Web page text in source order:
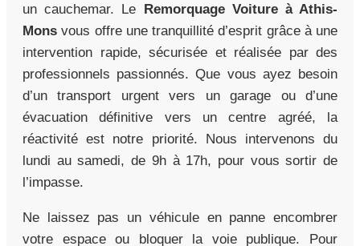
un cauchemar. Le Remorquage Voiture à Athis-
Mons vous offre une tranquillité d’esprit grâce à une
intervention rapide, sécurisée et réalisée par des
professionnels passionnés. Que vous ayez besoin
d’un transport urgent vers un garage ou d’une
évacuation définitive vers un centre agréé, la
réactivité est notre priorité. Nous intervenons du
lundi au samedi, de 9h à 17h, pour vous sortir de
l’impasse.
Ne laissez pas un véhicule en panne encombrer
votre espace ou bloquer la voie publique. Pour